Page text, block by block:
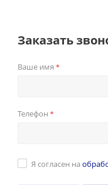
Заказать
Ваше имя *
Телефон *
Я согласен на